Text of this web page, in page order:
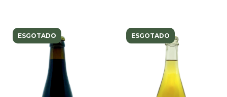
ESGOTADO ESGOTADO